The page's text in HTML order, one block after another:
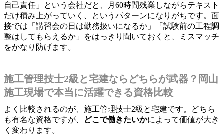
自己責任」という会社だと、月60時間残業しながらテキスト
だけ積み上がっていく、というパターンになりがちです。面
接では「講習会の日は勤務扱いになるか」「試験前の工程調
整はしてもらえるか」をはっきり聞いておくと、ミスマッチ
をかなり防げます。
施工管理技士2級と宅建ならどちらが武器？岡山
施工現場で本当に活躍できる資格比較
よく比較されるのが、施工管理技士2級と宅建です。どちら
も有名な資格ですが、
どこで働きたいかによって価値が大き
く変わります。